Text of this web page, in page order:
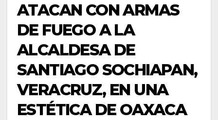
ATACAN CON ARMAS
DE FUEGO A LA
ALCALDESA DE
SANTIAGO SOCHIAPAN,
VERACRUZ, EN UNA
ESTÉTICA DE OAXACA